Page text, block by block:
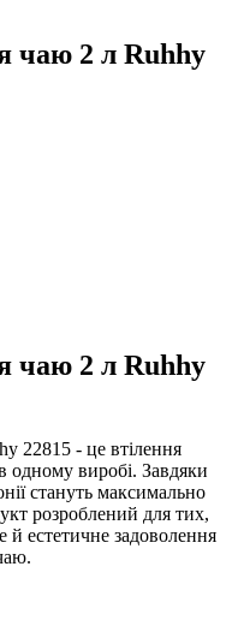
чаю 2 л Ruhhy
чаю 2 л Ruhhy
22815 - це втілення
одному виробі. Завдяки
стануть максимально
розроблений для тих,
й естетичне задоволення